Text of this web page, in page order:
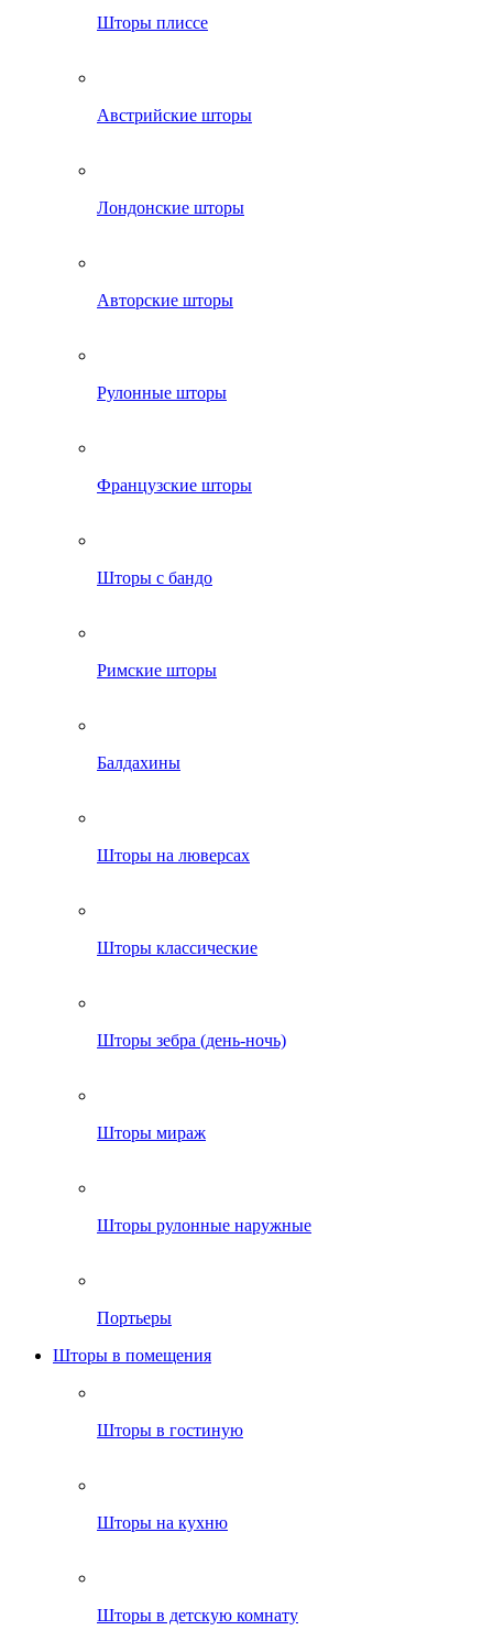
Шторы плиссе
Австрийские шторы
Лондонские шторы
Авторские шторы
Рулонные шторы
Французские шторы
Шторы с бандо
Римские шторы
Балдахины
Шторы на люверсах
Шторы классические
Шторы зебра (день-ночь)
Шторы мираж
Шторы рулонные наружные
Портьеры
Шторы в помещения
Шторы в гостиную
Шторы на кухню
Шторы в детскую комнату